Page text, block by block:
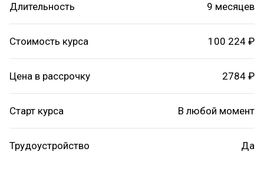
Длительность 9 месяцев
Стоимость курса 100 224 ₽
Цена в рассрочку 2784 ₽
Старт курса В любой момент
Трудоустройство Да